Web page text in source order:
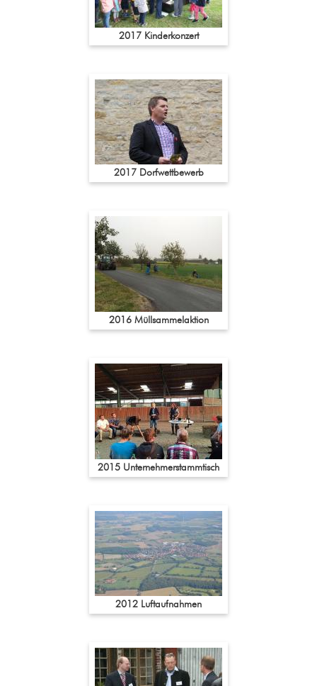
2017 Kinderkonzert
2017 Dorfwettbewerb
2016 Müllsammelaktion
2015 Unternehmerstammtisch
2012 Luftaufnahmen